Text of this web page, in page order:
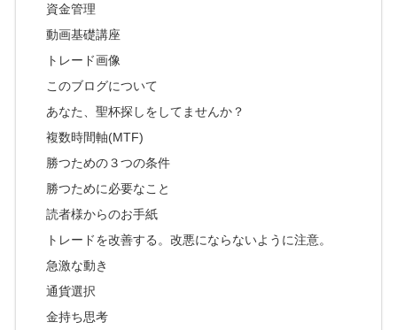
資金管理
動画基礎講座
トレード画像
このブログについて
あなた、聖杯探しをしてませんか？
複数時間軸(MTF)
勝つための３つの条件
勝つために必要なこと
読者様からのお手紙
トレードを改善する。改悪にならないように注意。
急激な動き
通貨選択
金持ち思考